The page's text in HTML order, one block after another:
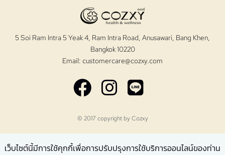
5 Soi Ram Intra 5 Yeak 4, Ram Intra Road, Anusawari, Bang Khen,
Bangkok 10220
Email: customercare@cozxy.com
© 2017 copyright byCozxy
เว็บไซต์นี้มีการใช้คุกกี้เพื่อการปรับปรุงการใช้บริการออนไลน์ของท่าน